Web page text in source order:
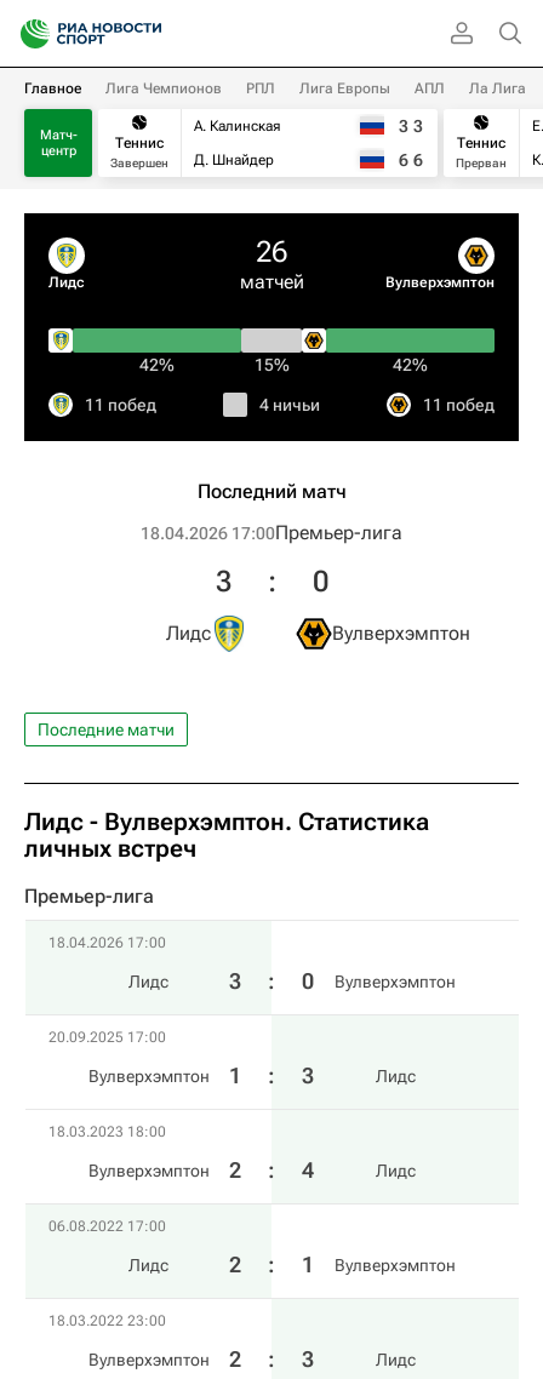
Главное Лига Чемпионов РПЛ Лига Европы АПЛ Ла Лига
Матч-
центр
Теннис
Завершен
А. Калинская
Д. Шнайдер
3 3
6 6
Теннис
Прерван
Лидс
26
матчей Вулверхэмптон
42% 15% 42%
11 побед 4 ничьи 11 побед
Последний матч
18.04.2026 17:00Премьер-лига
Лидс
3 : 0
Вулверхэмптон
Последние матчи
Лидс - Вулверхэмптон. Статистика
личных встреч
Премьер-лига
18.04.2026 17:00
Лидс 3 : 0 Вулверхэмптон
20.09.2025 17:00
Вулверхэмптон 1 : 3 Лидс
18.03.2023 18:00
Вулверхэмптон 2 : 4 Лидс
06.08.2022 17:00
Лидс 2 : 1 Вулверхэмптон
18.03.2022 23:00
Вулверхэмптон 2 : 3 Лидс